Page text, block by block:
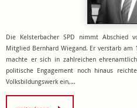
Die Kelsterbacher SPD nimmt Abschied
Mitglied Bernhard Wiegand. Er verstarb
machte er sich in zahlreichen
politische Engagement noch hinaus
Volksbildungswerk ein,…